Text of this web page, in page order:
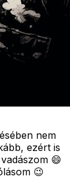
nem
ezért is
😄
😉